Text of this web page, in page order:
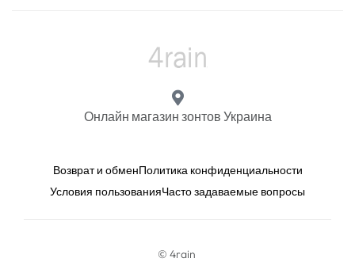
Онлайн магазин зонтов Украина
Возврат и обменПолитика конфиденциальности
Условия пользованияЧасто задаваемые вопросы
© 4rain